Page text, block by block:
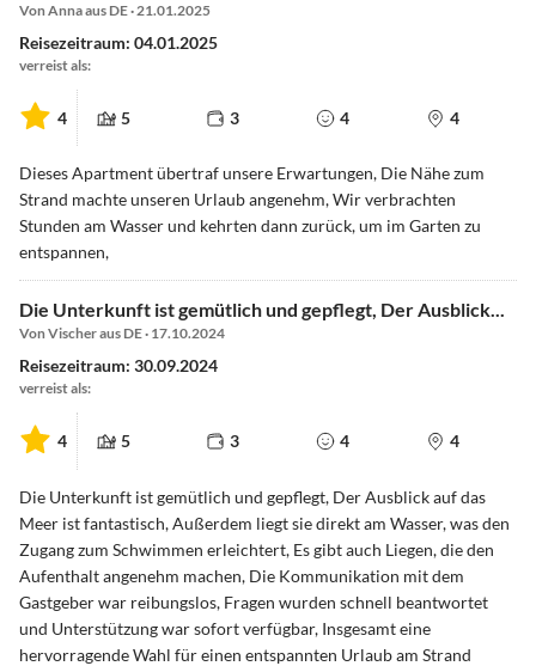
Von Anna aus DE · 21.01.2025
Reisezeitraum: 04.01.2025
verreist als:
4 5 3 4 4
Dieses Apartment übertraf unsere Erwartungen, Die Nähe zum
Strand machte unseren Urlaub angenehm, Wir verbrachten
Stunden am Wasser und kehrten dann zurück, um im Garten zu
entspannen,
Die Unterkunft ist gemütlich und gepflegt, Der Ausblick...
Von Vischer aus DE · 17.10.2024
Reisezeitraum: 30.09.2024
verreist als:
4 5 3 4 4
Die Unterkunft ist gemütlich und gepflegt, Der Ausblick auf das
Meer ist fantastisch, Außerdem liegt sie direkt am Wasser, was den
Zugang zum Schwimmen erleichtert, Es gibt auch Liegen, die den
Aufenthalt angenehm machen, Die Kommunikation mit dem
Gastgeber war reibungslos, Fragen wurden schnell beantwortet
und Unterstützung war sofort verfügbar, Insgesamt eine
hervorragende Wahl für einen entspannten Urlaub am Strand